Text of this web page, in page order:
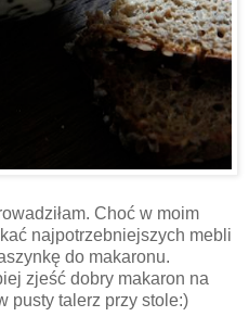
Choć w moim
najpotrzebniejszych mebli
do makaronu.
zjeść dobry makaron na
pusty talerz przy stole:)